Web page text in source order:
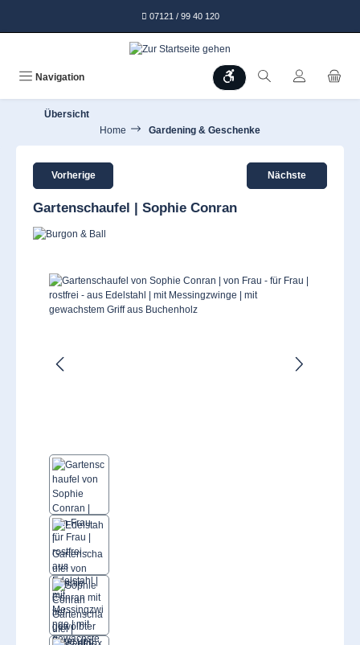
07121 / 99 40 120
Navigation Werkzeugleiste anzeigen
Übersicht
Home
Gardening & Geschenke
Vorherige Nächste
Gartenschaufel | Sophie Conran
Bildergalerie überspringen